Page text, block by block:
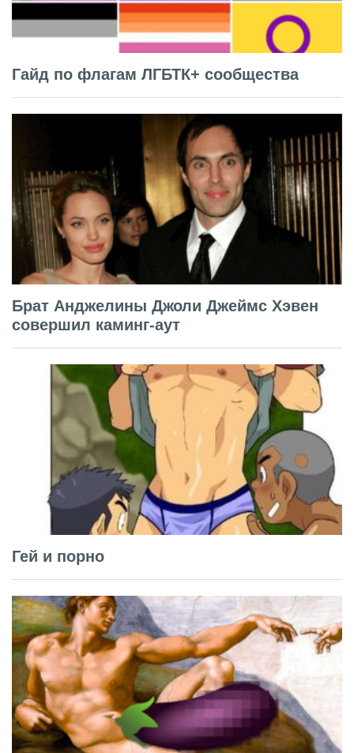
Гайд по флагам ЛГБТК+ сообщества
Брат Анджелины Джоли Джеймс Хэвен
совершил каминг-аут
Гей и порно